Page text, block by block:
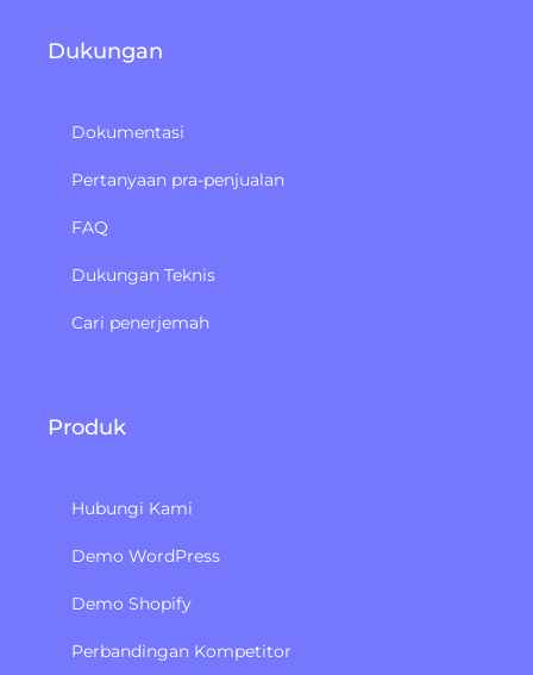
Dukungan
Dokumentasi
Pertanyaan pra-penjualan
FAQ
Dukungan Teknis
Cari penerjemah
Produk
Hubungi Kami
Demo WordPress
Demo Shopify
Perbandingan Kompetitor